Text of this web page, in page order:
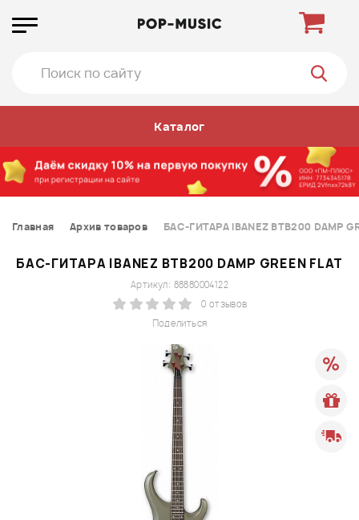
Каталог
Главная Архив товаров БАС-ГИТАРА IBANEZ BTB200 DAMP
БАС-ГИТАРА IBANEZ BTB200 DAMP GREEN FLAT
Поделиться
Артикул: 88880004122
0 отзывов